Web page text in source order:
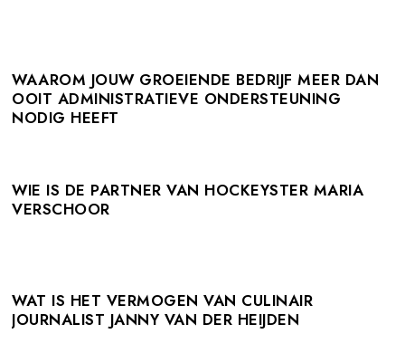
WAAROM JOUW GROEIENDE BEDRIJF MEER DAN
OOIT ADMINISTRATIEVE ONDERSTEUNING
NODIG HEEFT
WIE IS DE PARTNER VAN HOCKEYSTER MARIA
VERSCHOOR
WAT IS HET VERMOGEN VAN CULINAIR
JOURNALIST JANNY VAN DER HEIJDEN